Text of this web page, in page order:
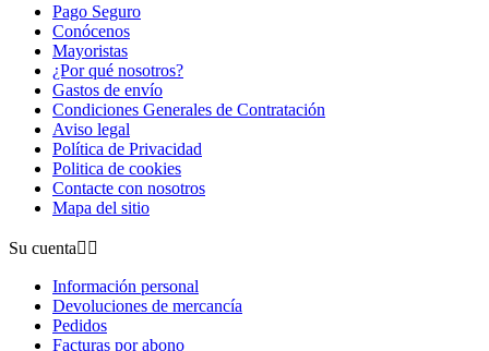
Pago Seguro
Conócenos
Mayoristas
¿Por qué nosotros?
Gastos de envío
Condiciones Generales de Contratación
Aviso legal
Política de Privacidad
Politica de cookies
Contacte con nosotros
Mapa del sitio
Su cuenta 
Información personal
Devoluciones de mercancía
Pedidos
Facturas por abono